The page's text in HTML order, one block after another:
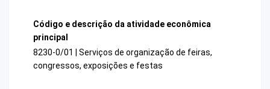
Código e descrição da atividade econômica
principal
8230-0/01 | Serviços de organização de feiras,
congressos, exposições e festas